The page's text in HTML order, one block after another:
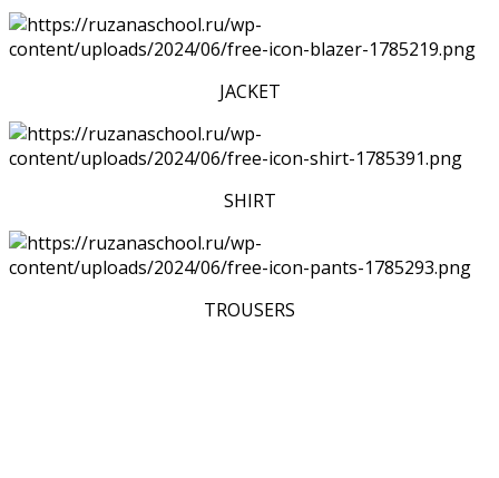
JACKET
SHIRT
TROUSERS